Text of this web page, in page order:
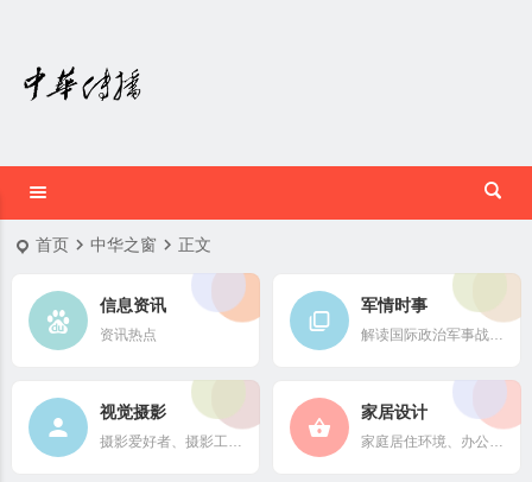
首页 中华之窗 正文
信息资讯
资讯热点
军情时事
解读国际政治军事战略格局
视觉摄影
摄影爱好者、摄影工作者及摄影行业信息
家居设计
家庭居住环境、办公场所、公共空间陈设风格以设计搭配